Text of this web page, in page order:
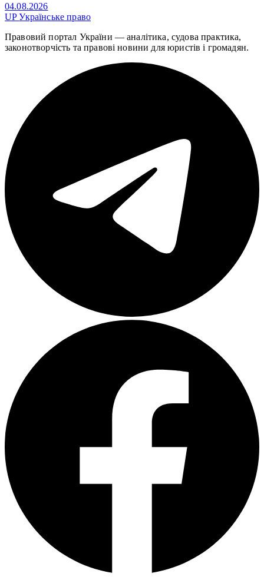
04.08.2026
UPУкраїнське право
Правовий портал України — аналітика, судова практика,
законотворчість та правові новини для юристів і громадян.